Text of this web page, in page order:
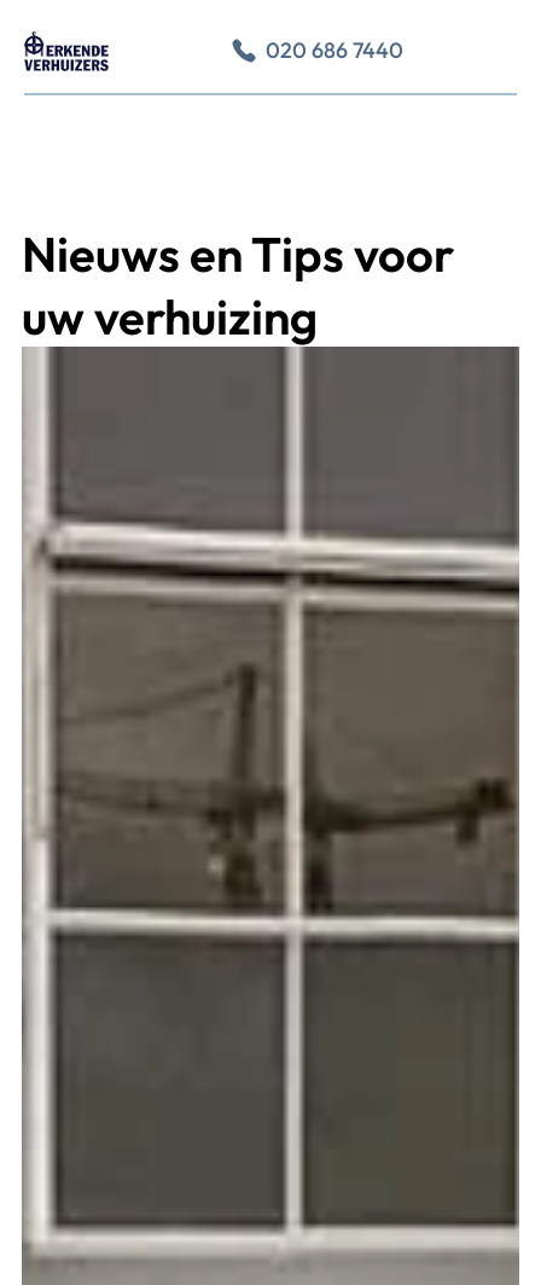
020 686 7440
Nieuws en Tips voor
uw verhuizing